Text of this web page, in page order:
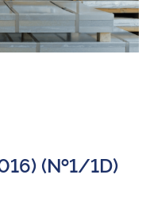
(№1/1D)